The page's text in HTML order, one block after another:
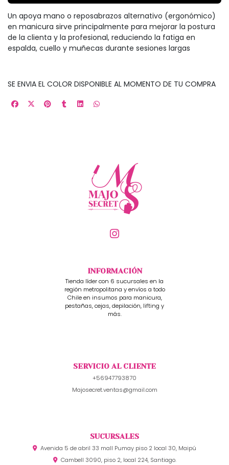
Un apoya mano o reposabrazos alternativo (ergonómico)
en manicura sirve principalmente para mejorar la postura
de la clienta y la profesional, reduciendo la fatiga en
espalda, cuello y muñecas durante sesiones largas
SE ENVIA EL COLOR DISPONIBLE AL MOMENTO DE TU COMPRA
INFORMACIÓN
Tienda líder con 6 sucursales en la
región metropolitana y envíos a todo
Chile en insumos para manicura,
pestañas, cejas, depilación, lifting y
más.
SERVICIO AL CLIENTE
+56947793870
Majosecret.ventas@gmail.com
SUCURSALES
Avenida 5 de abril 33 mall Pumay piso 2 local 30, Maipú
Cambell 3090, piso 2, local 224, Santiago.